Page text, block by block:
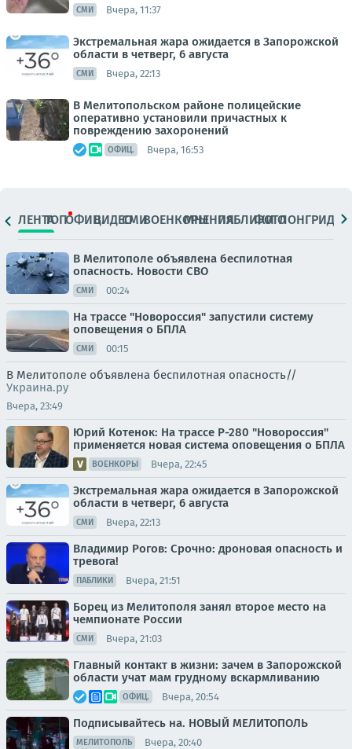
СМИ Вчера, 11:37
Экстремальная жара ожидается в Запорожской
области в четверг, 6 августа
СМИ Вчера, 22:13
В Мелитопольском районе полицейские
оперативно установили причастных к
повреждению захоронений
ОФИЦ. Вчера, 16:53
ЛЕНТАТОПОФИЦ.ВИДЕОСМИВОЕНКОРЫМНЕНИЯПАБЛИКИ
ФОТОЛОНГРИДЫ
В Мелитополе объявлена беспилотная
опасность. Новости СВО
СМИ 00:24
На трассе "Новороссия" запустили систему
оповещения о БПЛА
СМИ 00:15
В Мелитополе объявлена беспилотная опасность//
Украина.ру
Вчера, 23:49
Юрий Котенок: На трассе Р-280 "Новороссия"
применяется новая система оповещения о БПЛА
ВОЕНКОРЫ Вчера, 22:45
Экстремальная жара ожидается в Запорожской
области в четверг, 6 августа
СМИ Вчера, 22:13
Владимир Рогов: Срочно: дроновая опасность и
тревога!
ПАБЛИКИ Вчера, 21:51
Борец из Мелитополя занял второе место на
чемпионате России
СМИ Вчера, 21:03
Главный контакт в жизни: зачем в Запорожской
области учат мам грудному вскармливанию
ОФИЦ. Вчера, 20:54
Подписывайтесь на. НОВЫЙ МЕЛИТОПОЛЬ
МЕЛИТОПОЛЬ Вчера, 20:40